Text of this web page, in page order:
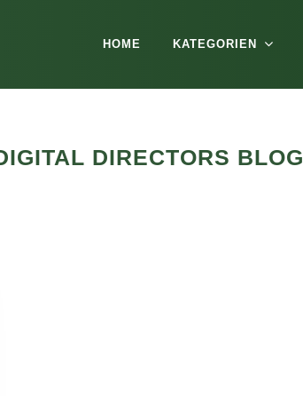
HOME KATEGORIEN
DIRECTORS BLOG